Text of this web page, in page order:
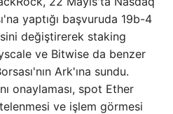
yaptığı başvuruda 19b-4
değiştirerek staking
ve Bitwise da benzer
Ark'ına sundu.
onaylaması, spot Ether
ve işlem görmesi